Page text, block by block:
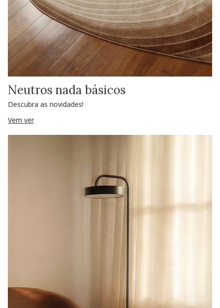
Neutros nada básicos
Descubra as novidades!
Vem ver